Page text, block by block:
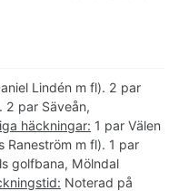
Lindén m fl). 2 par
2 par Säveån,
häckningar: 1 par Välen
Raneström m fl). 1 par
golfbana, Mölndal
Noterad på